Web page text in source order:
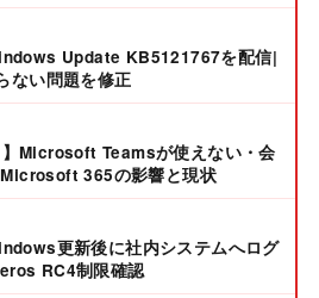
Update KB5121767を配信|
ない問題を修正
】Microsoft Teamsが使えない・会
365の影響と現状
更新後に社内システムへログ
RC4制限確認